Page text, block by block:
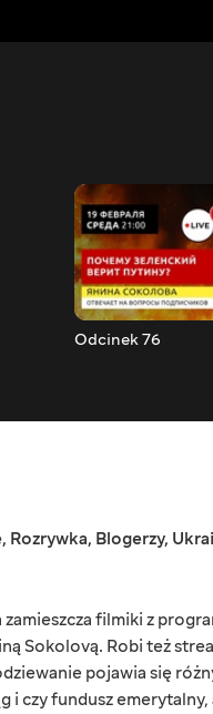
Odcinek 76
, Rozrywka, Blogerzy,
zamieszcza filmiki z
Sokolovą. Robi też
pojawia się
i czy fundusz